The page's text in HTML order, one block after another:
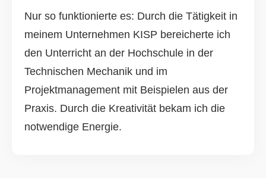
Nur so funktionierte es: Durch die Tätigkeit in
meinem Unternehmen KISP bereicherte ich
den Unterricht an der Hochschule in der
Technischen Mechanik und im
Projektmanagement mit Beispielen aus der
Praxis. Durch die Kreativität bekam ich die
notwendige Energie.